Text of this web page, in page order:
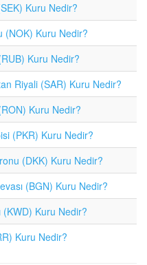
Kuru Nedir?
(NOK) Kuru Nedir?
Kuru Nedir?
Riyali (SAR) Kuru Nedir?
Kuru Nedir?
(PKR) Kuru Nedir?
(DKK) Kuru Nedir?
(BGN) Kuru Nedir?
(KWD) Kuru Nedir?
Kuru Nedir?